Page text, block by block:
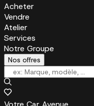
Acheter
Vendre
Atelier
Services
Notre Groupe
Nos offres